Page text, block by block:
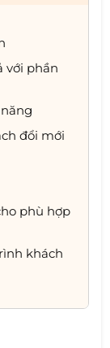
với phần
đổi mới
phù hợp
khách